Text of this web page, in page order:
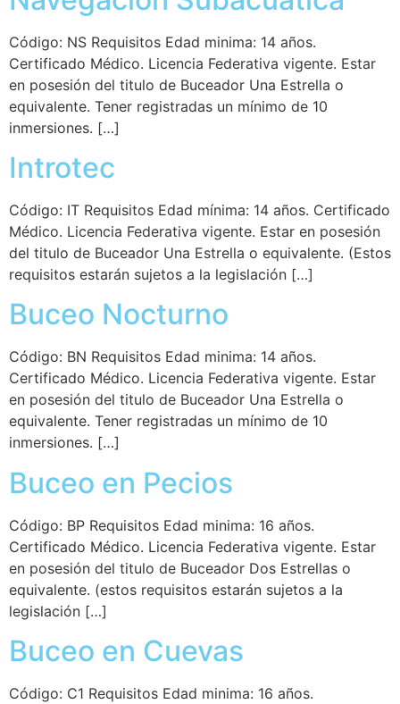
Código: NS Requisitos Edad minima: 14 años.
Certificado Médico. Licencia Federativa vigente. Estar
en posesión del titulo de Buceador Una Estrella o
equivalente. Tener registradas un mínimo de 10
inmersiones. […]
Introtec
Código: IT Requisitos Edad mínima: 14 años. Certificado
Médico. Licencia Federativa vigente. Estar en posesión
del titulo de Buceador Una Estrella o equivalente. (Estos
requisitos estarán sujetos a la legislación […]
Buceo Nocturno
Código: BN Requisitos Edad minima: 14 años.
Certificado Médico. Licencia Federativa vigente. Estar
en posesión del titulo de Buceador Una Estrella o
equivalente. Tener registradas un mínimo de 10
inmersiones. […]
Buceo en Pecios
Código: BP Requisitos Edad minima: 16 años.
Certificado Médico. Licencia Federativa vigente. Estar
en posesión del titulo de Buceador Dos Estrellas o
equivalente. (estos requisitos estarán sujetos a la
legislación […]
Buceo en Cuevas
Código: C1 Requisitos Edad minima: 16 años.